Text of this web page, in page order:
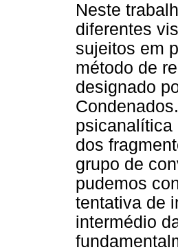
Neste
diferentes
sujeitos em
método de
designado
psicanalítica
dos
grupo de
pudemos
tentativa de
intermédio